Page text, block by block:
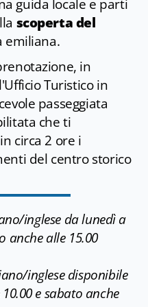
guida locale e parti
scoperta del
in
Turistico in
passeggiata
che ti
circa 2 ore i
del centro storico
inglese da lunedì a
anche alle 15.00
inglese disponibile
e sabato anche